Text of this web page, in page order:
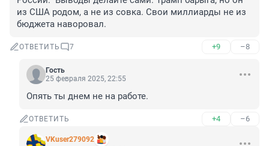
из США родом, а не из совка. Свои миллиарды не из
бюджета наворовал.
ОТВЕТИТЬ 7 +9 –8
Гость
25 февраля 2025, 22:55
Опять ты днем не на работе.
ОТВЕТИТЬ +4 –6
VKuser279092